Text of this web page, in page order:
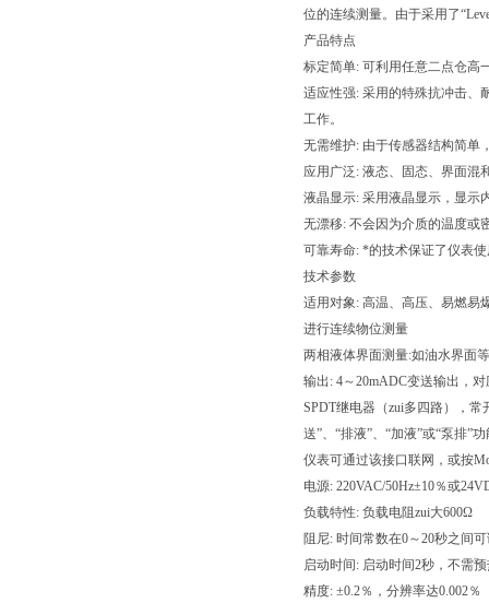
位的连续测量。由于采用了
产品特点
标定简单: 可利用任意二点仓高
适应性强: 采用的特殊抗冲击、
工作。
无需维护: 由于传感器结构简单
应用广泛: 液态、固态、界面混
液晶显示: 采用液晶显示，显示
无漂移: 不会因为介质的温度或
可靠寿命: *的技术保证了仪表
技术参数
适用对象: 高温、高压、易燃易
进行连续物位测量
两相液体界面测量:如油水界面等
输出: 4～20mADC变送输出，
SPDT继电器（zui多四路），
送”、“排液”、“加液”或“泵排”功
仪表可通过该接口联网，或按
电源: 220VAC/50Hz±10％或
负载特性: 负载电阻zui大600Ω
阻尼: 时间常数在0～20秒之间
启动时间: 启动时间2秒，不需
精度: ±0.2％，分辨率达0.002％